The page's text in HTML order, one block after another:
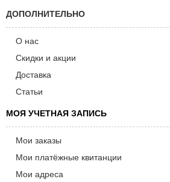
ДОПОЛНИТЕЛЬНО
О нас
Скидки и акции
Доставка
Статьи
МОЯ УЧЕТНАЯ ЗАПИСЬ
Мои заказы
Мои платёжные квитанции
Мои адреса